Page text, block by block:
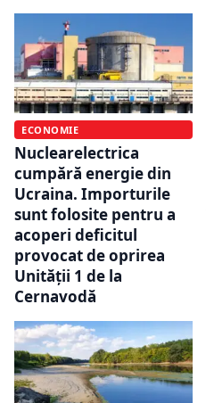
ECONOMIE
Nuclearelectrica
cumpără energie din
Ucraina. Importurile
sunt folosite pentru a
acoperi deficitul
provocat de oprirea
Unității 1 de la
Cernavodă